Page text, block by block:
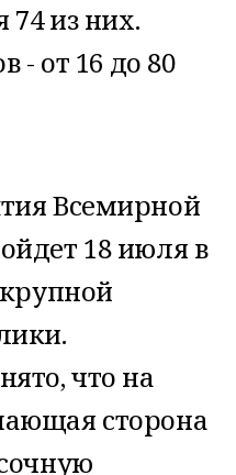
74 из них.
- от 16 до 80
Всемирной
18 июля в
что на
сторона